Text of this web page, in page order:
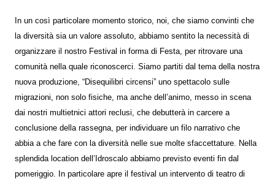
In un così particolare momento storico, noi, che siamo convinti che
la diversità sia un valore assoluto, abbiamo sentito la necessità di
organizzare il nostro Festival in forma di Festa, per ritrovare una
comunità nella quale riconoscerci. Siamo partiti dal tema della nostra
nuova produzione, “Disequilibri circensi” uno spettacolo sulle
migrazioni, non solo fisiche, ma anche dell’animo, messo in scena
dai nostri multietnici attori reclusi, che debutterà in carcere a
conclusione della rassegna, per individuare un filo narrativo che
abbia a che fare con la diversità nelle sue molte sfaccettature. Nella
splendida location dell’Idroscalo abbiamo previsto eventi fin dal
pomeriggio. In particolare apre il festival un intervento di teatro di